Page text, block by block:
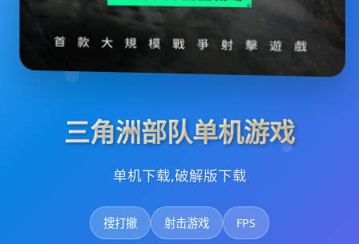
三角洲部队单机游戏
单机下载,破解版下载
搜打撤 射击游戏 FPS